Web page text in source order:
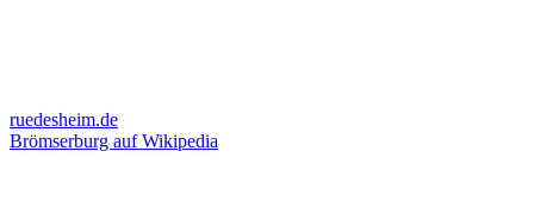
ruedesheim.de
Brömserburg auf Wikipedia